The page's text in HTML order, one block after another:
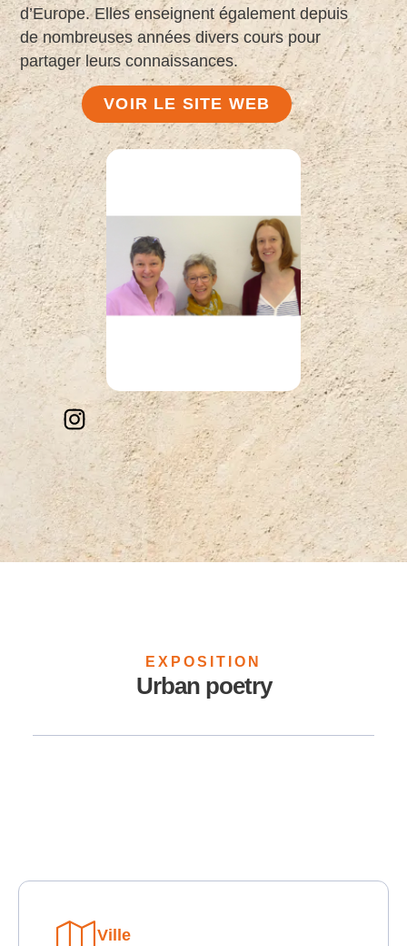
d’Europe. Elles enseignent également depuis
de nombreuses années divers cours pour
partager leurs connaissances.
VOIR LE SITE WEB
EXPOSITION
Urban poetry
Ville